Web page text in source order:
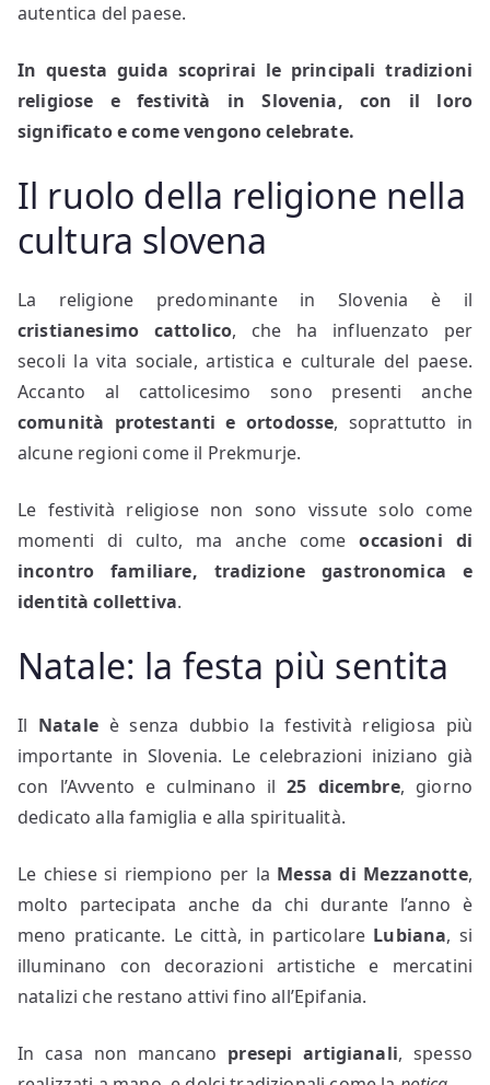
autentica del paese.
In questa guida scoprirai le principali tradizioni
religiose e festività in Slovenia, con il loro
significato e come vengono celebrate.
Il ruolo della religione nella
cultura slovena
La religione predominante in Slovenia è il
cristianesimo cattolico, che ha influenzato per
secoli la vita sociale, artistica e culturale del paese.
Accanto al cattolicesimo sono presenti anche
comunità protestanti e ortodosse, soprattutto in
alcune regioni come il Prekmurje.
Le festività religiose non sono vissute solo come
momenti di culto, ma anche comeoccasioni di
incontro familiare, tradizione gastronomica e
identità collettiva.
Natale: la festa più sentita
Il Nataleè senza dubbio la festività religiosa più
importante in Slovenia. Le celebrazioni iniziano già
con l’Avvento e culminano il25 dicembre, giorno
dedicato alla famiglia e alla spiritualità.
Le chiese si riempiono per la Messa di Mezzanotte,
molto partecipata anche da chi durante l’anno è
meno praticante. Le città, in particolare Lubiana, si
illuminano con decorazioni artistiche e mercatini
natalizi che restano attivi fino all’Epifania.
In casa non mancano presepi artigianali, spesso